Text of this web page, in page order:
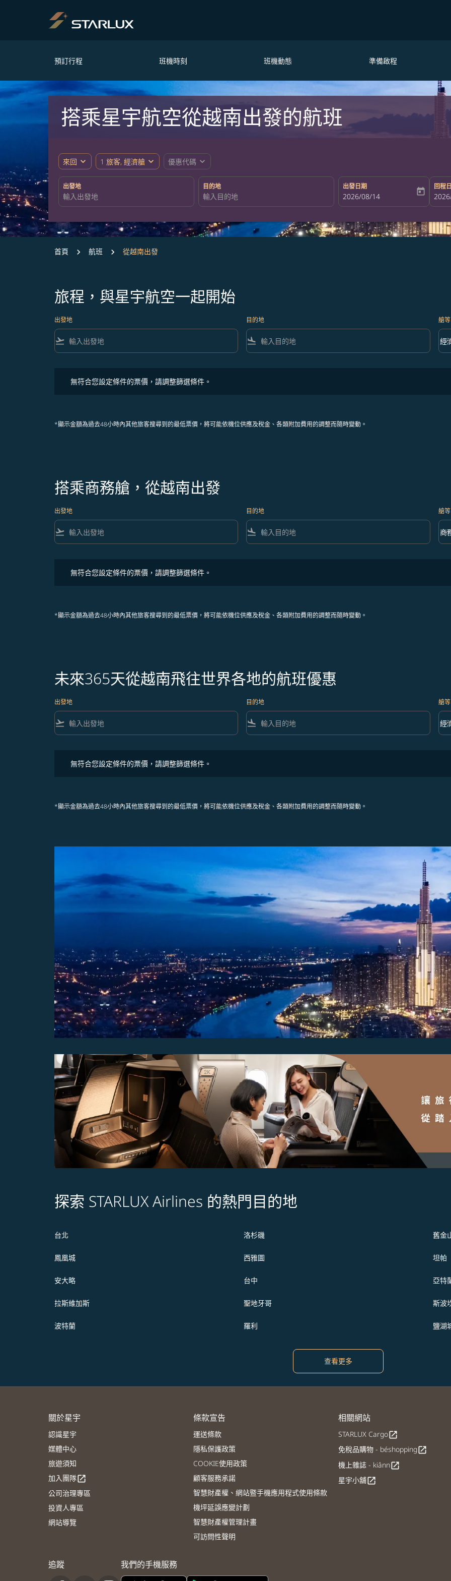
預訂行程 班機時刻 班機動態 準備啟程
搭乘星宇航空從越南出發的航班
來回 expand_more 1 旅客, 經濟艙 expand_more 優惠代碼 expand_more
出發地 目的地 出發日期
fc-booking-departure-date-aria-
2026/08/14 today
回程
fc-
首頁 航班 從越南出發
旅程，與星宇航空一起開始
出發地
flight_takeoff
目的地
flight_land
艙等
艙
經
keyboard_arrow_down
無符合您設定條件的票價，請調整篩選條件。
*顯示金額為過去48小時內其他旅客搜尋到的最低票價，將可能依機位供應及稅金、各類附加費用的調整而隨時變動。
搭乘商務艙，從越南出發
出發地
flight_takeoff
目的地
flight_land
艙等
艙
商
keyboard_arrow_down
無符合您設定條件的票價，請調整篩選條件。
*顯示金額為過去48小時內其他旅客搜尋到的最低票價，將可能依機位供應及稅金、各類附加費用的調整而隨時變動。
未來365天從越南飛往世界各地的航班優惠
出發地
flight_takeoff
目的地
flight_land
艙等
艙
經
keyboard_arrow_down
無符合您設定條件的票價，請調整篩選條件。
*顯示金額為過去48小時內其他旅客搜尋到的最低票價，將可能依機位供應及稅金、各類附加費用的調整而隨時變動。
探索 STARLUX Airlines 的熱門目的地
台北 洛杉磯 舊金
鳳凰城 西雅圖 坦帕
安大略 台中 亞特
拉斯維加斯 聖地牙哥 斯波
波特蘭 羅利 鹽湖
查看更多
關於星宇
認識星宇
媒體中心
旅遊須知
加入團隊open_in_new
公司治理專區
投資人專區
網站導覽
條款宣告
運送條款
隱私保護政策
COOKIE使用政策
顧客服務承諾
智慧財產權、網站暨手機應用程式使用條款
機坪延誤應變計劃
智慧財產權管理計畫
可訪問性聲明
相關網站
STARLUX Cargoopen_in_new
免稅品購物 - béshoppingopen_in_new
機上雜誌 - kiânnopen_in_new
星宇小舖open_in_new
追蹤 我們的手機服務